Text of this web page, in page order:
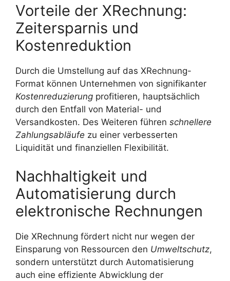
Vorteile der XRechnung:
Zeitersparnis und
Kostenreduktion
Durch die Umstellung auf das XRechnung-
Format können Unternehmen von signifikanter
Kostenreduzierung profitieren, hauptsächlich
durch den Entfall von Material- und
Versandkosten. Des Weiteren führen schnellere
Zahlungsabläufe zu einer verbesserten
Liquidität und finanziellen Flexibilität.
Nachhaltigkeit und
Automatisierung durch
elektronische Rechnungen
Die XRechnung fördert nicht nur wegen der
Einsparung von Ressourcen den Umweltschutz,
sondern unterstützt durch Automatisierung
auch eine effiziente Abwicklung der